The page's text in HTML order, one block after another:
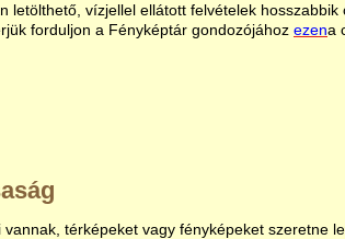
letölthető, vízjellel ellátott felvételek hosszabbik
forduljon a Fényképtár gondozójához ezena
térképeket vagy fényképeket szeretne